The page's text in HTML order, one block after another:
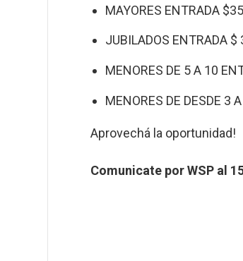
MAYORES ENTRADA
JUBILADOS ENTRADA
MENORES DE 5 A 10
MENORES DE DESDE 3
Aprovechá la oportunidad!
Comunicate por WSP al